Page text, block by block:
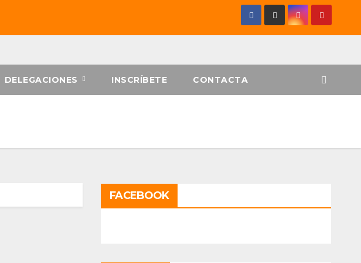
DELEGACIONES INSCRÍBETE CONTACTA
FACEBOOK